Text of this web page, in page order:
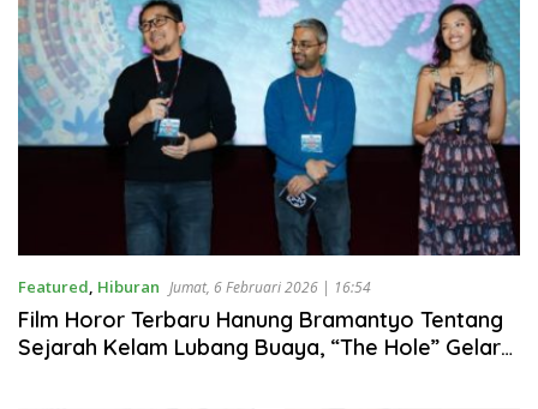
Featured Hiburan Jumat, 6 Februari 2026 | 16:54
Film Horor Terbaru Hanung Bramantyo Tentang
Sejarah Kelam Lubang Buaya, “The Hole” Gelar